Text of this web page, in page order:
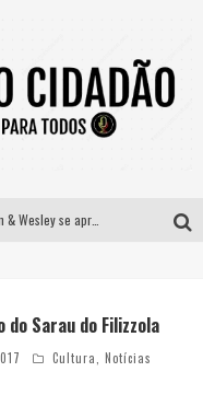
Paraná e Willian & Wesley se apresentam no Carretão Trevo Contagem nesta sexta-feira
Sarau do Filizzola
Cultura Notícias